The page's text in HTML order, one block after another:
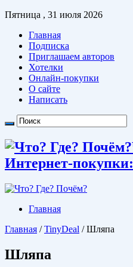
Пятница , 31 июля 2026
Главная
Подписка
Приглашаем авторов
Хотелки
Онлайн-покупки
О сайте
Написать
Интернет-
Главная
Главная / TinyDeal / Шляпа
Шляпа